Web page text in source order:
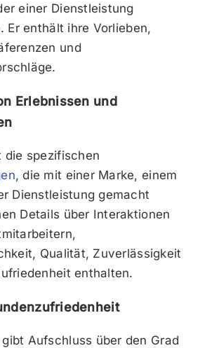
einer Dienstleistung
Er enthält ihre Vorlieben,
und
Erlebnissen und
die spezifischen
, die mit einer Marke, einem
Dienstleistung gemacht
Details über Interaktionen
Qualität, Zuverlässigkeit
enthalten.
Aufschluss über den Grad